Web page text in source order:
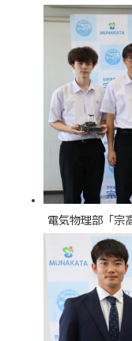
電気物理部「宗